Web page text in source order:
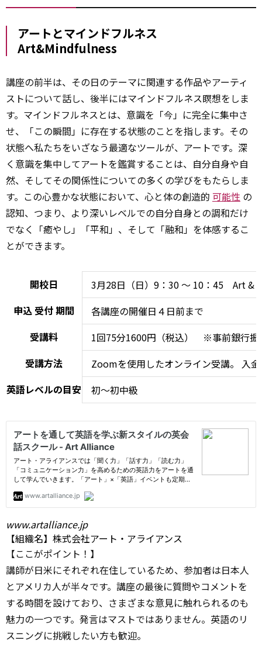
アートとマインドフルネス
Art&Mindfulness
講座の前半は、その日のテーマに関連する作品やアーティ
ストについて話し、後半にはマインドフルネス瞑想をしま
す。マインドフルネスとは、意識を「今」に完全に集中さ
せ、「この瞬間」に存在する状態のことを指します。その
状態へ私たちをいざなう最適なツールが、アートです。深
く意識を集中してアートを鑑賞することは、自分自身や自
然、そしてその関係性についての多くの学びをもたらしま
す。この心豊かな状態において、心と体の創造的 可能性 の
認知、つまり、より深いレベルでの自分自身との調和だけ
でなく「癒やし」「平和」、そして「融和」を体感するこ
とができます。
開校日
3月28日（日）9：30 ～ 10：45 Art &
申込 受付期間
各講座の開催日４日前まで
受講料
1回75分1600円（税込） ※事前銀行振
受講方法
Zoomを使用したオンライン受講。 入金
英語レベルの目安
初～初中級
www.artalliance.jp
【組織名】株式会社アート・アライアンス
【ここがポイント！】
講師が日米にそれぞれ在住しているため、参加者は日本人
とアメリカ人が半々です。講座の最後に質問やコメントを
する時間を設けており、さまざまな意見に触れられるのも
魅力の一つです。発言はマストではありません。英語のリ
スニングに挑戦したい方も歓迎。